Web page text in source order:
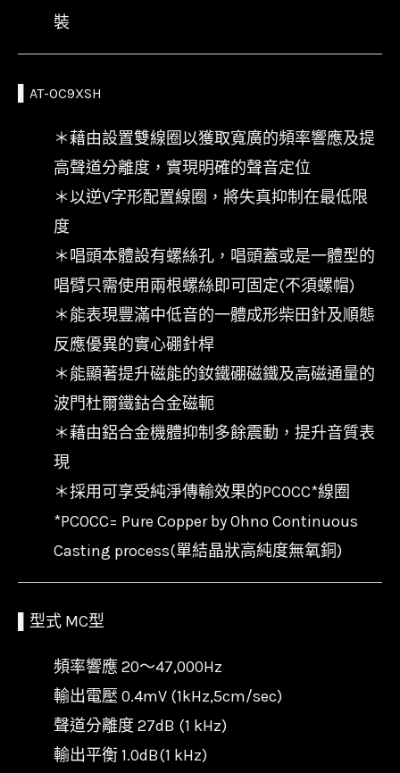
裝
AT-OC9XSH
＊藉由設置雙線圈以獲取寬廣的頻率響應及提
高聲道分離度，實現明確的聲音定位
＊以逆V字形配置線圈，將失真抑制在最低限
度
＊唱頭本體設有螺絲孔，唱頭蓋或是一體型的
唱臂只需使用兩根螺絲即可固定(不須螺帽)
＊能表現豐滿中低音的一體成形柴田針及順態
反應優異的實心硼針桿
＊能顯著提升磁能的釹鐵硼磁鐵及高磁通量的
波門杜爾鐵鈷合金磁軛
＊藉由鋁合金機體抑制多餘震動，提升音質表
現
＊採用可享受純淨傳輸效果的PCOCC*線圈
*PCOCC= Pure Copper by Ohno Continuous
Casting process(單結晶狀高純度無氧銅)
型式 MC型
頻率響應 20～47,000Hz
輸出電壓 0.4mV (1kHz,5cm/sec)
聲道分離度 27dB (1 kHz)
輸出平衡 1.0dB(1 kHz)